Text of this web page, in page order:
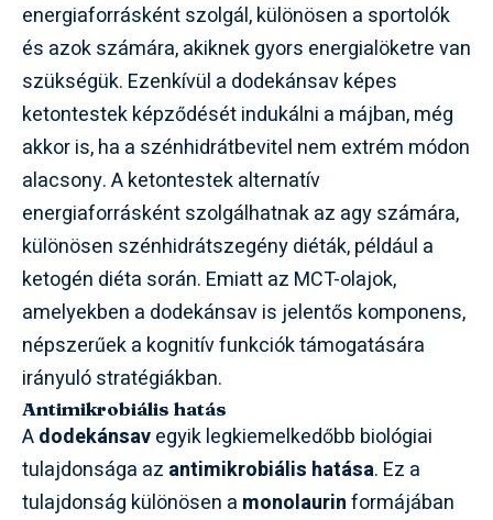
energiaforrásként szolgál, különösen a sportolók
és azok számára, akiknek gyors energialöketre van
szükségük. Ezenkívül a dodekánsav képes
ketontestek képződését indukálni a májban, még
akkor is, ha a szénhidrátbevitel nem extrém módon
alacsony. A ketontestek alternatív
energiaforrásként szolgálhatnak az agy számára,
különösen szénhidrátszegény diéták, például a
ketogén diéta során. Emiatt az MCT-olajok,
amelyekben a dodekánsav is jelentős komponens,
népszerűek a kognitív funkciók támogatására
irányuló stratégiákban.
Antimikrobiális hatás
Adodekánsavegyik legkiemelkedőbb biológiai
tulajdonsága az antimikrobiális hatása. Ez a
tulajdonság különösen a monolaurinformájában